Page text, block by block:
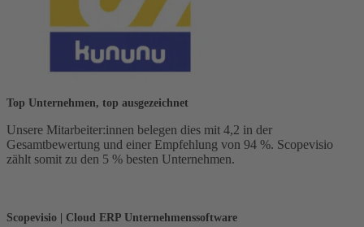
Top Unternehmen, top ausgezeichnet
Unsere Mitarbeiter:innen belegen dies mit 4,2 in der
Gesamtbewertung und einer Empfehlung von 94 %. Scopevisio
zählt somit zu den 5 % besten Unternehmen.
Scopevisio | Cloud ERP Unternehmenssoftware